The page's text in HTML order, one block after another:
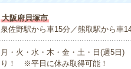
大阪府貝塚市
泉佐野駅から車15分／熊取駅から車
月・火・水・木・金・土・日(週5
り！ ※平日に休み取得可能！